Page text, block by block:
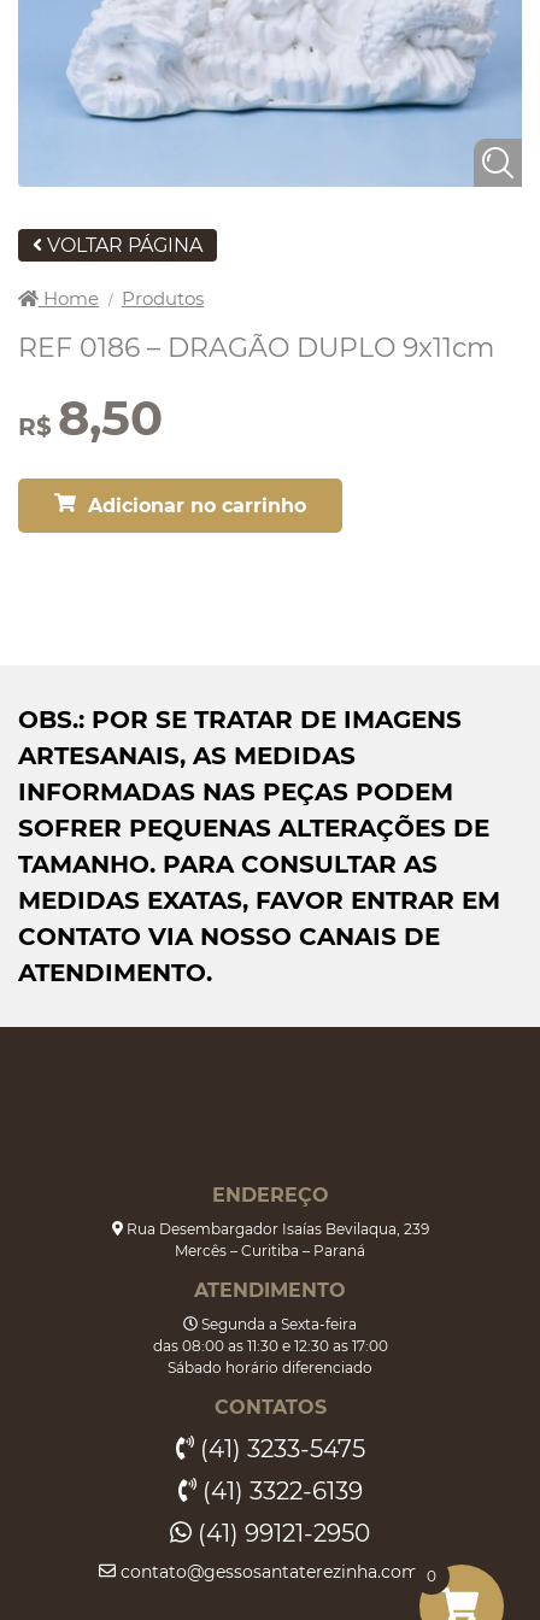
VOLTAR PÁGINA
Home / Produtos
REF 0186 – DRAGÃO DUPLO 9x11cm
R$ 8,50
Adicionar no carrinho
OBS.: POR SE TRATAR DE IMAGENS
ARTESANAIS, AS MEDIDAS
INFORMADAS NAS PEÇAS PODEM
SOFRER PEQUENAS ALTERAÇÕES DE
TAMANHO. PARA CONSULTAR AS
MEDIDAS EXATAS, FAVOR ENTRAR EM
CONTATO VIA NOSSO CANAIS DE
ATENDIMENTO.
ENDEREÇO
Rua Desembargador Isaías Bevilaqua, 239
Mercês – Curitiba – Paraná
ATENDIMENTO
Segunda a Sexta-feira
das 08:00 as 11:30 e 12:30 as 17:00
Sábado horário diferenciado
CONTATOS
(41) 3233-5475
(41) 3322-6139
(41) 99121-2950
contato@gessosantaterezinha.com.br
0